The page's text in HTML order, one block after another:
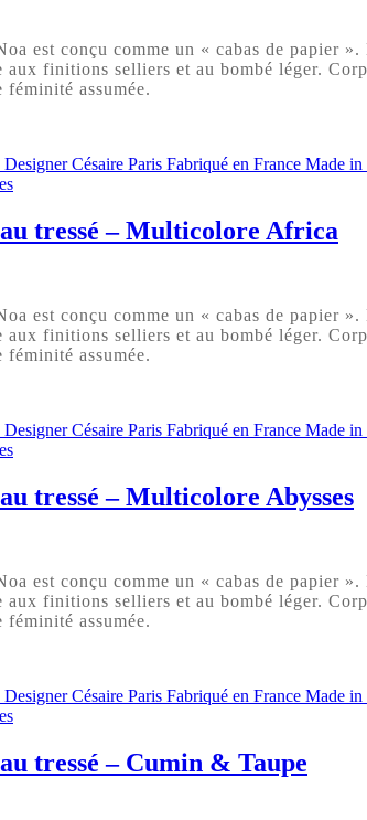
est conçu comme un « cabas de papier
aux finitions selliers et au bombé léger.
féminité assumée.
tressé – Multicolore Africa
est conçu comme un « cabas de papier
aux finitions selliers et au bombé léger.
féminité assumée.
tressé – Multicolore Abysses
est conçu comme un « cabas de papier
aux finitions selliers et au bombé léger.
féminité assumée.
tressé – Cumin & Taupe